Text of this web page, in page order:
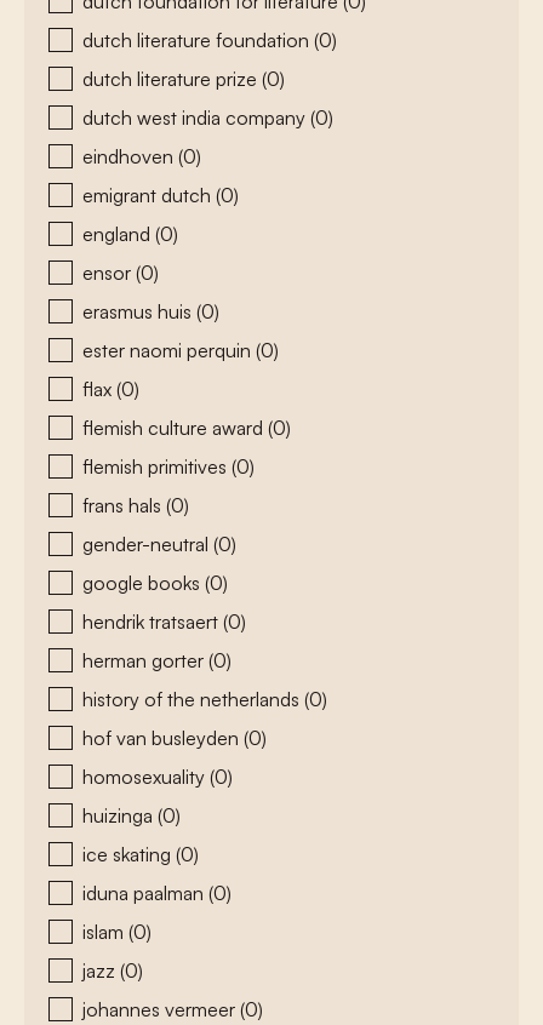
dutch literature foundation (0)
dutch literature prize (0)
dutch west india company (0)
eindhoven (0)
emigrant dutch (0)
england (0)
ensor (0)
erasmus huis (0)
ester naomi perquin (0)
flax (0)
flemish culture award (0)
flemish primitives (0)
frans hals (0)
gender-neutral (0)
google books (0)
hendrik tratsaert (0)
herman gorter (0)
history of the netherlands (0)
hof van busleyden (0)
homosexuality (0)
huizinga (0)
ice skating (0)
iduna paalman (0)
islam (0)
jazz (0)
johannes vermeer (0)